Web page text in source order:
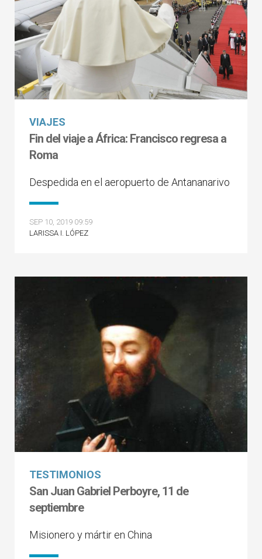
VIAJES
Fin del viaje a África: Francisco regresa a
Roma
Despedida en el aeropuerto de Antananarivo
SEP 10, 2019 09:59
LARISSA I. LÓPEZ
TESTIMONIOS
San Juan Gabriel Perboyre, 11 de
septiembre
Misionero y mártir en China